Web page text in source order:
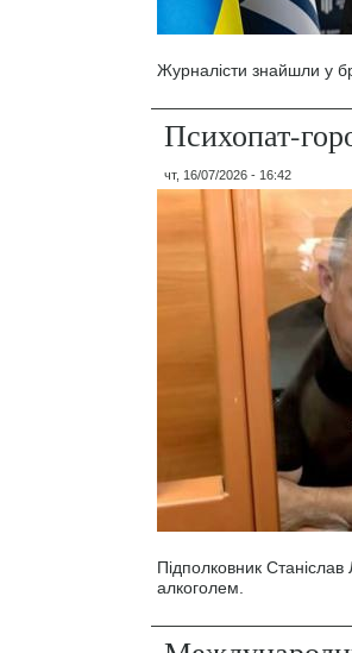
Журналісти знайшли у
Психопат-
чт, 16/07/2026 - 16:42
Підполковник
алкоголем.